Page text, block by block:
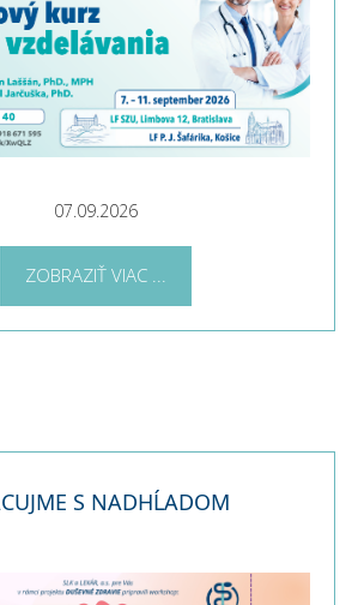
07.09.2026
ZOBRAZIŤ VIAC ...
S NADHĹADOM